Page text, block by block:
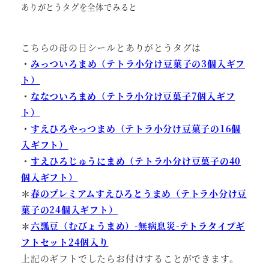
ありがとうタグを全体でみると
こちらの母の日シールとありがとうタグは
・ みっついろまめ（テトラ小分け豆菓子の3個入ギフ
ト）
・ ななついろまめ（テトラ小分け豆菓子7個入ギフ
ト）
・ すえひろやっつまめ（テトラ小分け豆菓子の16個
入ギフト）
・ すえひろじゅうにまめ（テトラ小分け豆菓子の40
個入ギフト）
＊春のプレミアムすえひろとうまめ（テトラ小分け豆
菓子の24個入ギフト）
＊六瓢豆（むびょうまめ）-無病息災-テトラタイプギ
フトセット24個入り
上記のギフトでしたらお付けすることができます。